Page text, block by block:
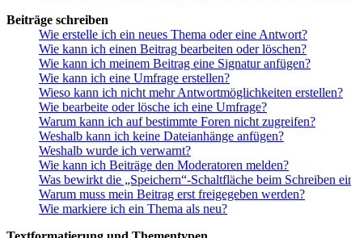
Beiträge schreiben
Wie erstelle ich ein neues Thema oder eine Antwort?
Wie kann ich einen Beitrag bearbeiten oder löschen?
Wie kann ich meinem Beitrag eine Signatur anfügen?
Wie kann ich eine Umfrage erstellen?
Wieso kann ich nicht mehr Antwortmöglichkeiten erstellen?
Wie bearbeite oder lösche ich eine Umfrage?
Warum kann ich auf bestimmte Foren nicht zugreifen?
Weshalb kann ich keine Dateianhänge anfügen?
Weshalb wurde ich verwarnt?
Wie kann ich Beiträge den Moderatoren melden?
Was bewirkt die „Speichern“-Schaltfläche beim Schreiben
Warum muss mein Beitrag erst freigegeben werden?
Wie markiere ich ein Thema als neu?